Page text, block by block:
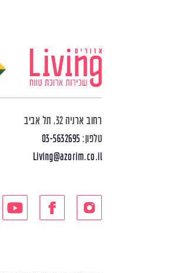
רחוב ארניה 32, תל אביב
טלפון: 03-5632695
Living@azorim.co.il